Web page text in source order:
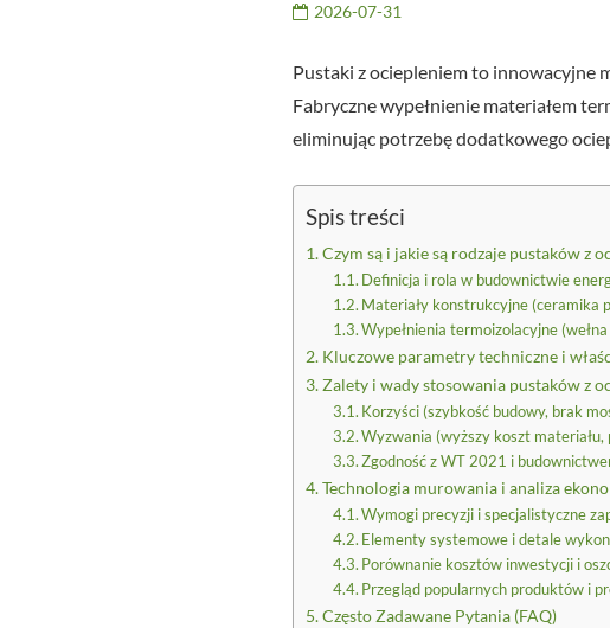
2026-07-31
Pustaki z ociepleniem to innowacyjne
Fabryczne wypełnienie materiałem
eliminując potrzebę dodatkowego
Spis treści
Czym są i jakie są rodzaje pustaków z
Definicja i rola w budownictwie
Materiały konstrukcyjne (ceramika
Wypełnienia termoizolacyjne
Kluczowe parametry techniczne i
Zalety i wady stosowania pustaków z
Korzyści (szybkość budowy, brak
Wyzwania (wyższy koszt
Zgodność z WT 2021 i
Technologia murowania i analiza
Wymogi precyzji i specjalistyczne
Elementy systemowe i detale
Porównanie kosztów inwestycji i
Przegląd popularnych produktów i
Często Zadawane Pytania (FAQ)